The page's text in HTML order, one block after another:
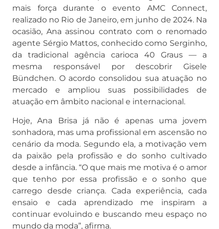
mais força durante o evento AMC Connect,
realizado no Rio de Janeiro, em junho de 2024. Na
ocasião, Ana assinou contrato com o renomado
agente Sérgio Mattos, conhecido como Serginho,
da tradicional agência carioca 40 Graus — a
mesma responsável por descobrir Gisele
Bündchen. O acordo consolidou sua atuação no
mercado e ampliou suas possibilidades de
atuação em âmbito nacional e internacional.
Hoje, Ana Brisa já não é apenas uma jovem
sonhadora, mas uma profissional em ascensão no
cenário da moda. Segundo ela, a motivação vem
da paixão pela profissão e do sonho cultivado
desde a infância. “O que mais me motiva é o amor
que tenho por essa profissão e o sonho que
carrego desde criança. Cada experiência, cada
ensaio e cada aprendizado me inspiram a
continuar evoluindo e buscando meu espaço no
mundo da moda”, afirma.